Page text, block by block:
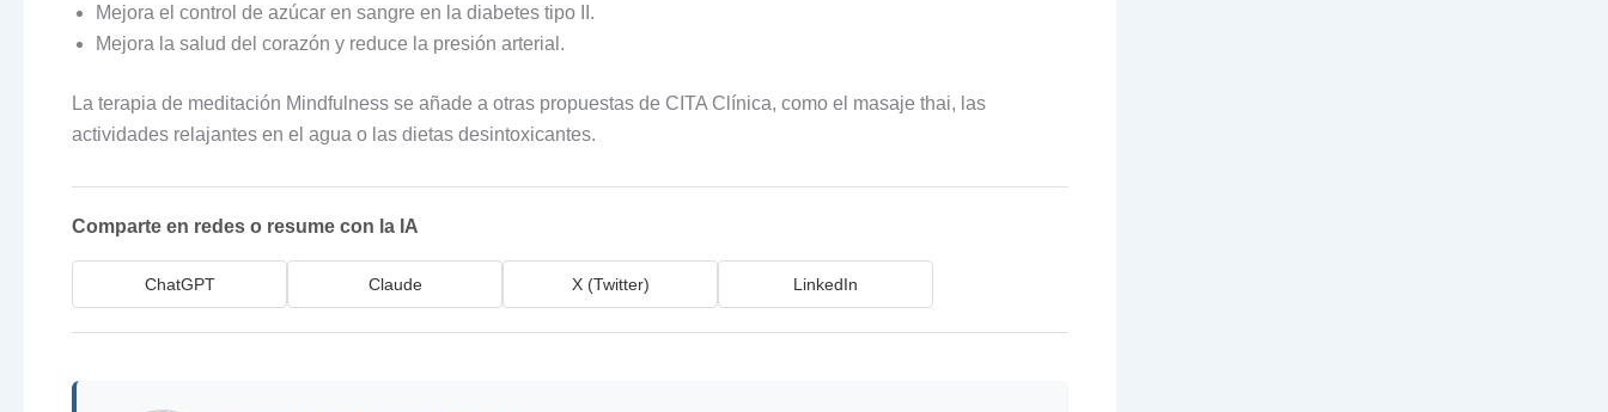
Mejora el control de azúcar en sangre en la diabetes tipo II.
Mejora la salud del corazón y reduce la presión arterial.
La terapia de meditación Mindfulness se añade a otras propuestas de CITA Clínica, como el masaje thai, las
actividades relajantes en el agua o las dietas desintoxicantes.
Comparte en redes o resume con la IA
ChatGPT Claude X (Twitter) LinkedIn